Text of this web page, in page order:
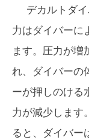
デカルトダ
力はダイバーに
ます。圧力が増
れ、ダイバーの
ーが押しのける
力が減少します
ると、ダイバー